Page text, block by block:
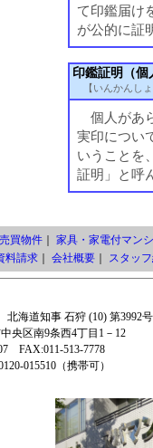
て印鑑届け
が公的に証
印鑑証明（個
【いんかんし
個人があ
実印につい
いうことを
証明」と呼
売買物件｜ 家具・家電付マン
料請求｜ 会社概要｜ スタッ
海道知事 石狩 (10) 第3992号
央区南9条西4丁目1－12
FAX:011-513-7778
015510（携帯可）